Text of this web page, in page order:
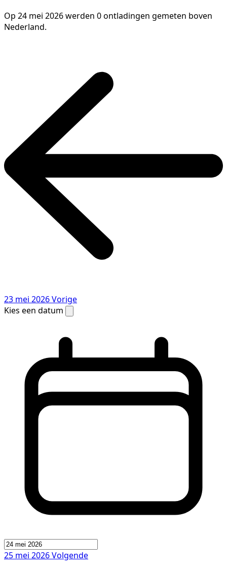
Op 24 mei 2026 werden 0 ontladingen gemeten boven
Nederland.
23 mei 2026Vorige
Kies een datum
25 mei 2026Volgende